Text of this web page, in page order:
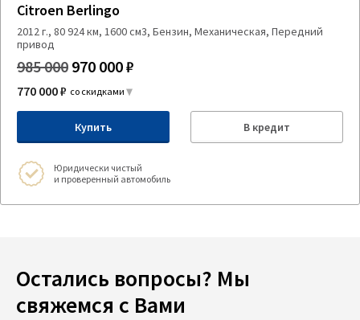
Citroen Berlingo
2012 г., 80 924 км, 1600 см3, Бензин, Механическая, Передний
привод
985 000 970 000 ₽
770 000 ₽ со скидками
Купить В кредит
Юридически чистый
и проверенный автомобиль
Остались вопросы? Мы
свяжемся с Вами